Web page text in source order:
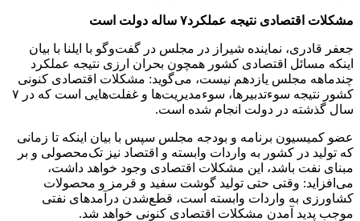
مشکلات اقتصادی نتیجه عملکرد۷ ساله دولت است
جعفر قادری، نماینده شیراز در مجلس در گفت‌وگو با ایلنا با بیان
اینکه مسائل اقتصادی کشور همچون بحران ارزی نتیجه عملکرد
چندماهه مجلس یازدهم نیست، می‌گوید: مشکلات اقتصادی کنونی
کشور نتیجه سوءتدبیرها، سوءمدیریت‌ها و غفلت‌هایی است که در ۷
سال گذشته در دولت انجام شده است.
عضو کمیسیون برنامه و بودجه مجلس سپس با بیان اینکه تا زمانی
که تولید در کشور به واردات وابسته و اقتصاد نیز تک‌محصولی و بر
مبنای نفت باشد، این مشکلات اقتصادی وجود خواهد داشت،
می‌افزاید: وقتی حتی تولید گوشت سفید و قرمز و محصولات
کشاورزی به واردات وابسته است، قطع‌شدن درآمدهای نفتی
موجب پدید آمدن مشکلات اقتصادی کنونی خواهد شد.